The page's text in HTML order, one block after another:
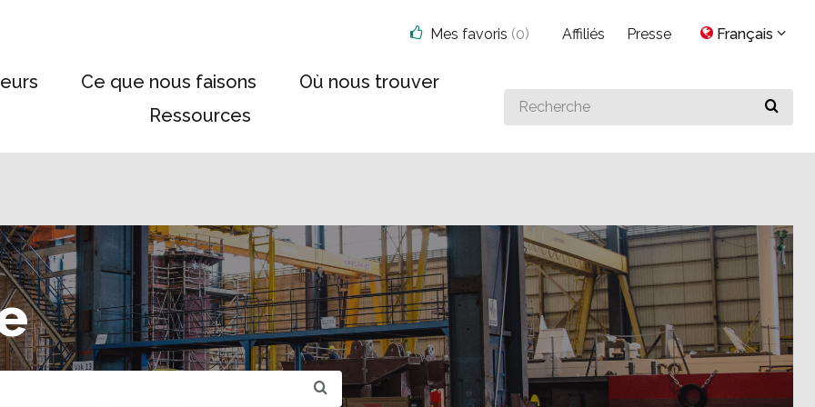
Ce que nous faisons
Où nous trouver
Ressources
Search
for
Mes favoris (0) Affiliés Presse Français